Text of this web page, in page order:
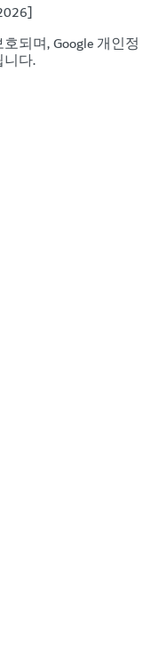
되며, Google개인정
다.